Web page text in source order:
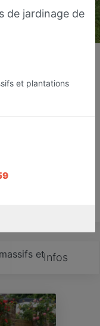
Domicile
Infos
de jardinage de
et plantations
et